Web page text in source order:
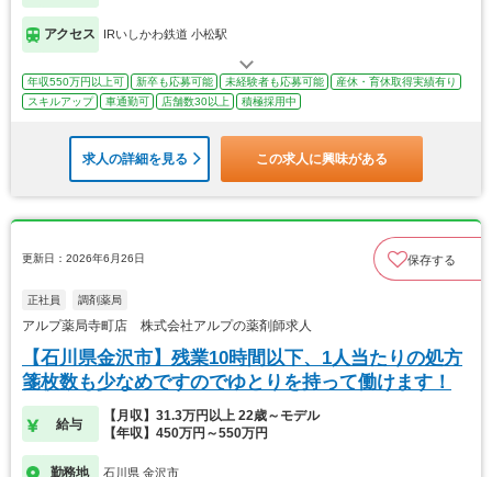
アクセス IRいしかわ鉄道 小松駅
年収550万円以上可 新卒も応募可能 未経験者も応募可能
産休・育休取得実績有り
スキルアップ
車通勤可 店舗数30以上 積極採用中
求人の詳細を見る この求人に興味がある
更新日：2026年6月26日 保存する
正社員 調剤薬局
アルプ薬局寺町店 株式会社アルプの薬剤師求人
【石川県金沢市】残業10時間以下、1人当たりの処方
箋枚数も少なめですのでゆとりを持って働けます！
給与
【月収】31.3万円以上 22歳～モデル
【年収】450万円～550万円
勤務地 石川県 金沢市